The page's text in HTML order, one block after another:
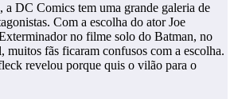
a DC Comics tem uma grande galeria de
Com a escolha do ator Joe
no filme solo do Batman, no
fãs ficaram confusos com a escolha.
revelou porque quis o vilão para o